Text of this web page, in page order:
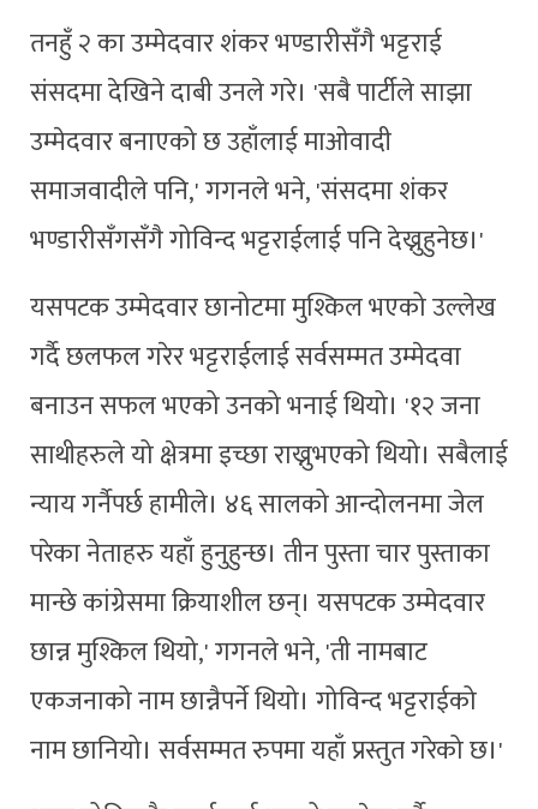
तनहुँ २ का उम्मेदवार शंकर भण्डारीसँगै भट्टराई
संसदमा देखिने दाबी उनले गरे। 'सबै पार्टीले साझा
उम्मेदवार बनाएको छ उहाँलाई माओवादी
समाजवादीले पनि,' गगनले भने, 'संसदमा शंकर
भण्डारीसँगसँगै गोविन्द भट्टराईलाई पनि देख्नुहुनेछ।'
यसपटक उम्मेदवार छानोटमा मुश्किल भएको उल्लेख
गर्दै छलफल गरेर भट्टराईलाई सर्वसम्मत उम्मेदवा
बनाउन सफल भएको उनको भनाई थियो। '१२ जना
साथीहरुले यो क्षेत्रमा इच्छा राख्नुभएको थियो। सबैलाई
न्याय गर्नैपर्छ हामीले। ४६ सालको आन्दोलनमा जेल
परेका नेताहरु यहाँ हुनुहुन्छ। तीन पुस्ता चार पुस्ताका
मान्छे कांग्रेसमा क्रियाशील छन्। यसपटक उम्मेदवार
छान्न मुश्किल थियो,' गगनले भने, 'ती नामबाट
एकजनाको नाम छान्नैपर्ने थियो। गोविन्द भट्टराईको
नाम छानियो। सर्वसम्मत रुपमा यहाँ प्रस्तुत गरेको छ।'